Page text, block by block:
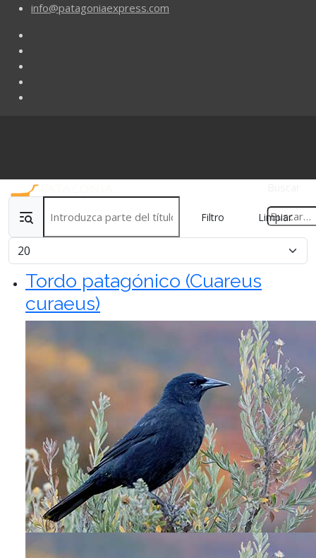
info@patagoniaexpress.com
Filtro Limpiar
Cantidad
Tordo patagónico (Cuareus
curaeus)